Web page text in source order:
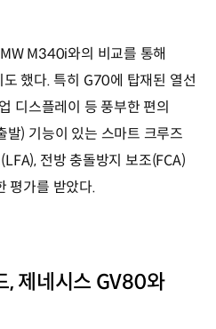
M340i와의 비교를 통해
했다. 특히 G70에 탑재된 열선
디스플레이 등 풍부한 편의
발) 기능이 있는 스마트 크루즈
전방 충돌방지 보조(FCA)
평가를 받았다.
, 제네시스 GV80와